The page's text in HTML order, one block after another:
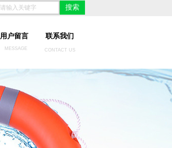
用户留言 联系我们
搜索
MESSAGE CONTACT US